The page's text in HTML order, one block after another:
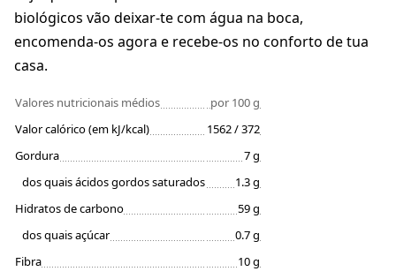
biológicos vão deixar-te com água na boca,
encomenda-os agora e recebe-os no conforto de tua
casa.
Valores nutricionais médios
por 100 g
Valor calórico (em kJ/kcal)
1562 / 372
Gordura
7 g
dos quais ácidos gordos saturados
1.3 g
Hidratos de carbono
59 g
dos quais açúcar
0.7 g
Fibra
10 g